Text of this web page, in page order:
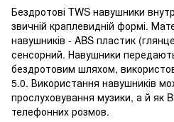
Бездротові TWS навушники
звичній краплевидній формі.
навушників - ABS пластик
сенсорний. Навушники
бездротовим шляхом,
5.0. Використання навушників
прослуховування музики, а й як
телефонних розмов.